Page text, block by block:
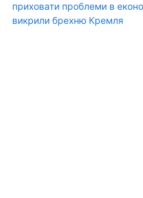
приховати проблеми в
викрили брехню Кремля